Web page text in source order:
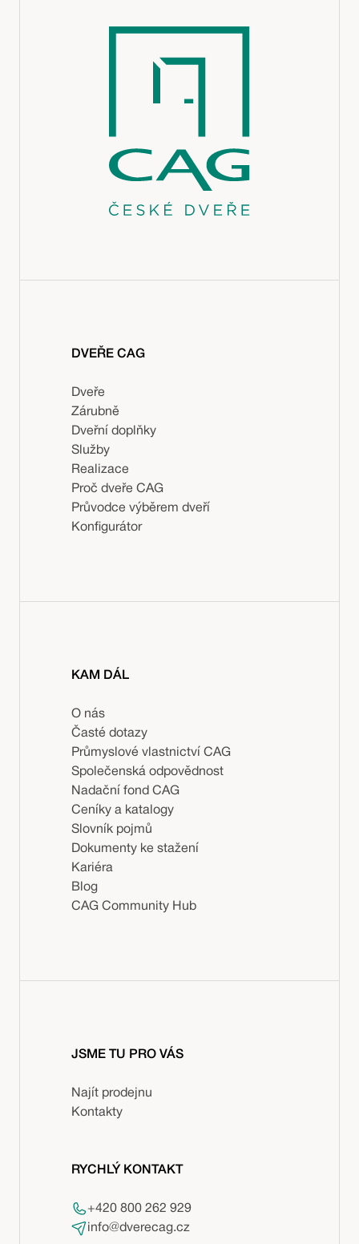
DVEŘE CAG
Dveře
Zárubně
Dveřní doplňky
Služby
Realizace
Proč dveře CAG
Průvodce výběrem dveří
Konfigurátor
KAM DÁL
O nás
Časté dotazy
Průmyslové vlastnictví CAG
Společenská odpovědnost
Nadační fond CAG
Ceníky a katalogy
Slovník pojmů
Dokumenty ke stažení
Kariéra
Blog
CAG Community Hub
JSME TU PRO VÁS
Najít prodejnu
Kontakty
RYCHLÝ KONTAKT
+420 800 262 929
info@dverecag.cz